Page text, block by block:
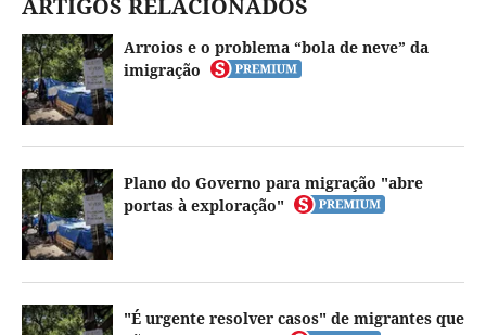
Arroios e o problema “bola de neve” da
imigração
Plano do Governo para migração "abre
portas à exploração"
"É urgente resolver casos" de migrantes que